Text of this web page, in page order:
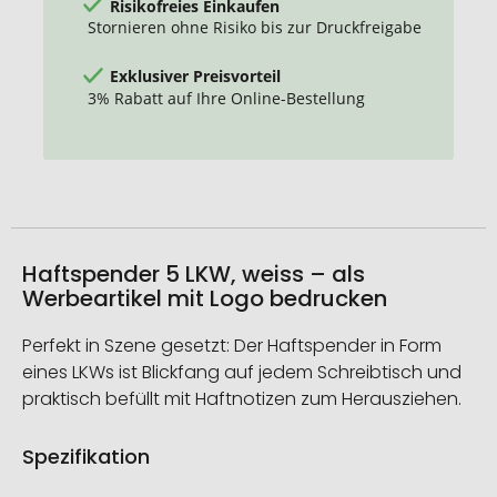
Risikofreies Einkaufen
Stornieren ohne Risiko bis zur Druckfreigabe
Exklusiver Preisvorteil
3% Rabatt auf Ihre Online-Bestellung
Haftspender 5 LKW, weiss – als
Werbeartikel mit Logo bedrucken
Perfekt in Szene gesetzt: Der Haftspender in Form
eines LKWs ist Blickfang auf jedem Schreibtisch und
praktisch befüllt mit Haftnotizen zum Herausziehen.
Spezifikation